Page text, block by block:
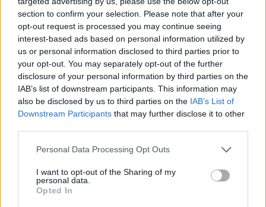
section to confirm your selection. Please note that after your
opt-out request is processed you may continue seeing
interest-based ads based on personal information utilized by
us or personal information disclosed to third parties prior to
your opt-out. You may separately opt-out of the further
disclosure of your personal information by third parties on the
IAB’s list of downstream participants. This information may
also be disclosed by us to third parties on the IAB’s List of
Downstream Participants that may further disclose it to other
Personal Data Processing Opt Outs
I want to opt-out of the Sharing of my
personal data.
Opted In
Haag Hammamet Hania Hannover
Hanoi
Helsingborg Helsinki
Ho Chi Minh City
Hong Kong
Honolulu Houston Hua Hin
Innsbruck Izmir
Jönköping